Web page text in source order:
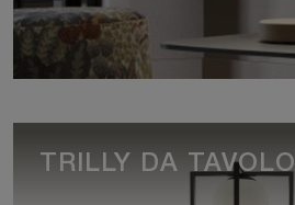
TRILLY DA TAVOLO